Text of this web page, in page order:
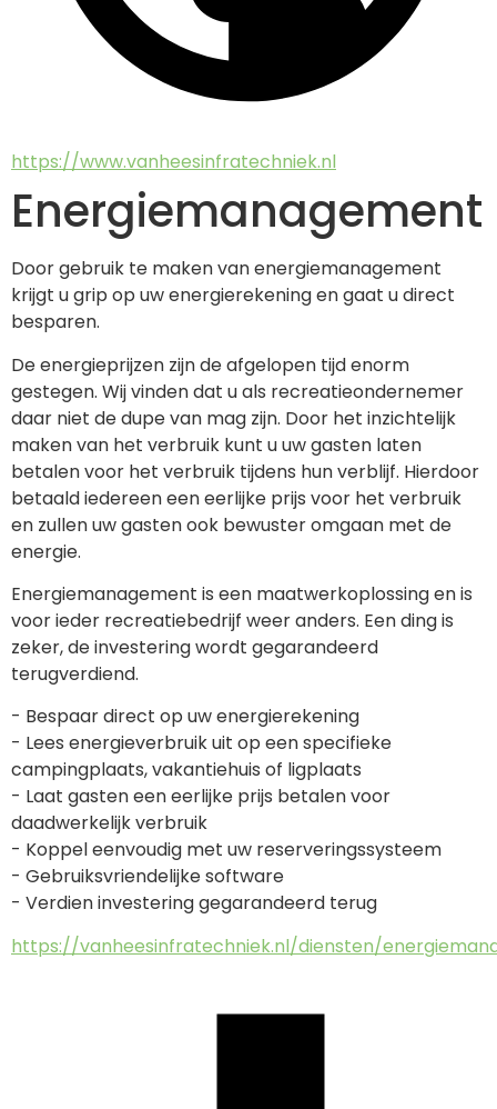
https://www.vanheesinfratechniek.nl
Energiemanagement
Door gebruik te maken van energiemanagement
krijgt u grip op uw energierekening en gaat u direct
besparen.
De energieprijzen zijn de afgelopen tijd enorm
gestegen. Wij vinden dat u als recreatieondernemer
daar niet de dupe van mag zijn. Door het inzichtelijk
maken van het verbruik kunt u uw gasten laten
betalen voor het verbruik tijdens hun verblijf. Hierdoor
betaald iedereen een eerlijke prijs voor het verbruik
en zullen uw gasten ook bewuster omgaan met de
energie.
Energiemanagement is een maatwerkoplossing en is
voor ieder recreatiebedrijf weer anders. Een ding is
zeker, de investering wordt gegarandeerd
terugverdiend.
- Bespaar direct op uw energierekening
- Lees energieverbruik uit op een specifieke
campingplaats, vakantiehuis of ligplaats
- Laat gasten een eerlijke prijs betalen voor
daadwerkelijk verbruik
- Koppel eenvoudig met uw reserveringssysteem
- Gebruiksvriendelijke software
- Verdien investering gegarandeerd terug
https://vanheesinfratechniek.nl/diensten/